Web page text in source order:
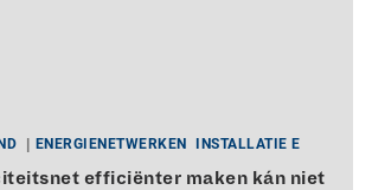
ENERGIENETWERKEN INSTALLATIE E
efficiënter maken kán niet